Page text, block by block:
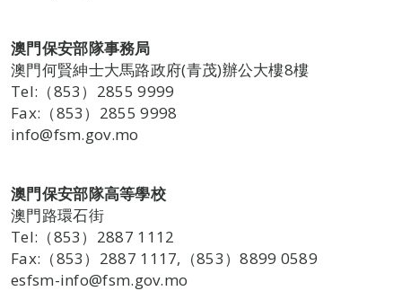
澳門保安部隊事務局
澳門何賢紳士大馬路政府(青茂)辦公大樓8樓
Tel:（853）2855 9999
Fax:（853）2855 9998
info@fsm.gov.mo
澳門保安部隊高等學校
澳門路環石街
Tel:（853）2887 1112
Fax:（853）2887 1117,（853）8899 0589
esfsm-info@fsm.gov.mo